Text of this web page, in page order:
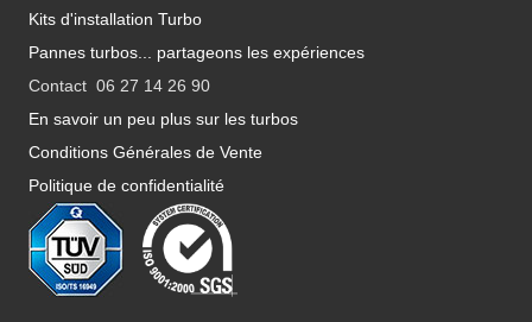
Kits d'installation Turbo
Pannes turbos... partageons les expériences
Contact 06 27 14 26 90
En savoir un peu plus sur les turbos
Conditions Générales de Vente
Politique de confidentialité